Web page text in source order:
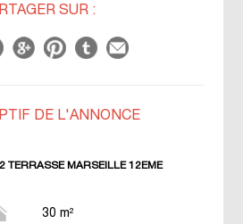
SUR :
DE L'ANNONCE
TERRASSE MARSEILLE 12EME
30 m²